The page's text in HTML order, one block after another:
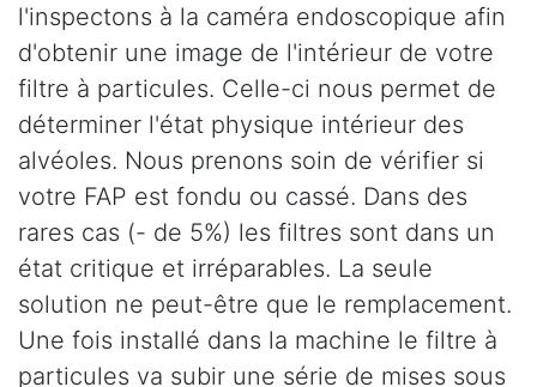
l'inspectons à la caméra endoscopique afin
d'obtenir une image de l'intérieur de votre
filtre à particules. Celle-ci nous permet de
déterminer l'état physique intérieur des
alvéoles. Nous prenons soin de vérifier si
votre FAP est fondu ou cassé. Dans des
rares cas (- de 5%) les filtres sont dans un
état critique et irréparables. La seule
solution ne peut-être que le remplacement.
Une fois installé dans la machine le filtre à
particules va subir une série de mises sous